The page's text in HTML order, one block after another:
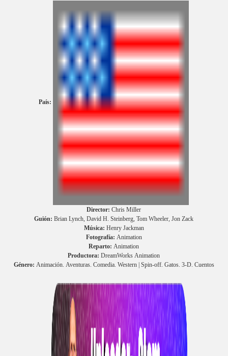
País:
Director: Chris Miller
Guión: Brian Lynch, David H. Steinberg, Tom Wheeler, Jon Zack
Música: Henry Jackman
Fotografía: Animation
Reparto: Animation
Productora: DreamWorks Animation
Género: Animación. Aventuras. Comedia. Western | Spin-off. Gatos. 3-D. Cuentos